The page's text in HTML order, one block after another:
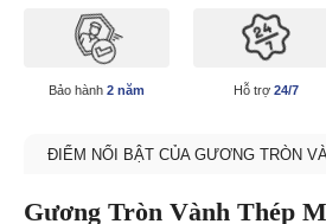
Bảo hành 2 năm Hỗ trợ 24/7
ĐIỂM NỔI BẬT CỦA GƯƠNG TRÒN
Gương Tròn Vành Thép